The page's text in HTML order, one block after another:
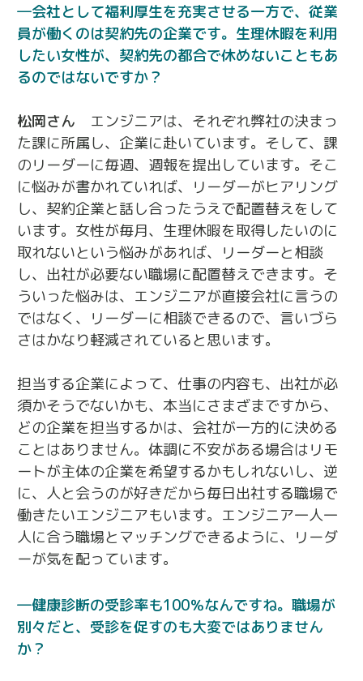
会社として福利厚生を充実させる一方で、従業
員が働くのは契約先の企業です。生理休暇を利用
したい女性が、契約先の都合で休めないこともあ
るのではないですか？
松岡さん
エンジニアは、それぞれ弊社の決まっ
た課に所属し、企業に赴いています。そして、課
のリーダーに毎週、週報を提出しています。そこ
に悩みが書かれていれば、リーダーがヒアリング
し、契約企業と話し合ったうえで配置替えをして
います。女性が毎月、生理休暇を取得したいのに
取れないという悩みがあれば、リーダーと相談
し、出社が必要ない職場に配置替えできます。そ
ういった悩みは、エンジニアが直接会社に言うの
ではなく、リーダーに相談できるので、言いづら
さはかなり軽減されていると思います。
担当する企業によって、仕事の内容も、出社が必
須かそうでないかも、本当にさまざまですから、
どの企業を担当するかは、会社が一方的に決める
ことはありません。体調に不安がある場合はリモ
ートが主体の企業を希望するかもしれないし、逆
に、人と会うのが好きだから毎日出社する職場で
働きたいエンジニアもいます。エンジニア一人一
人に合う職場とマッチングできるように、リーダ
ーが気を配っています。
健康診断の受診率も100％なんですね。職場が
別々だと、受診を促すのも大変ではありません
か？